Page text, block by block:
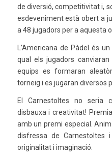
de diversió, competitivitat i,
esdeveniment està obert a
a 48 jugadors per a aquesta
L’Americana de Pàdel és
qual els jugadors
equips es formaran
torneig i es jugaran diversos
El Carnestoltes no seria
disbauxa i creativitat!
amb un premi especial.
disfressa de
originalitat i imaginació.